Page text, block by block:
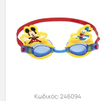
Κωδικός:246094